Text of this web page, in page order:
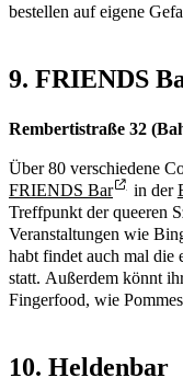
bestellen auf eigene
9. FRIENDS
Rembertistraße 32
Über 80 verschiedene
FRIENDS Bar
in der
Treffpunkt der queeren
Veranstaltungen wie
habt findet auch mal die
statt. Außerdem könnt
Fingerfood, wie
10. Heldenbar